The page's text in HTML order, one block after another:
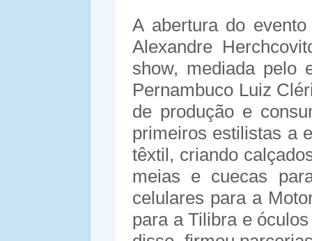
A abertura do
Alexandre
show, mediada pelo
Pernambuco Luiz
de produção e
primeiros estilistas a
têxtil, criando
meias e cuecas
celulares para a
para a Tilibra e